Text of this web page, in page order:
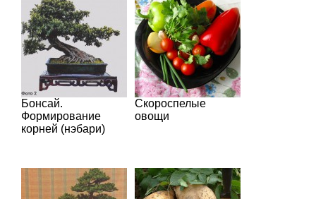
Бонсай.
Формирование
корней (нэбари)
Скороспелые
овощи